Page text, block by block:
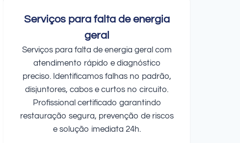
Serviços para falta de energia
geral
Serviços para falta de energia geral com
atendimento rápido e diagnóstico
preciso. Identificamos falhas no padrão,
disjuntores, cabos e curtos no circuito.
Profissional certificado garantindo
restauração segura, prevenção de riscos
e solução imediata 24h.